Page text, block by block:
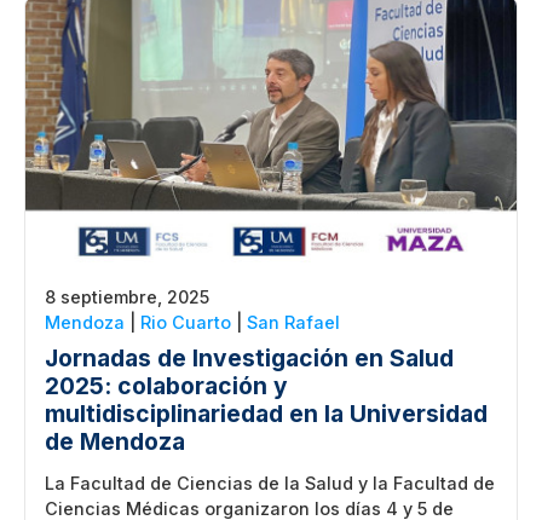
8 septiembre, 2025
Mendoza
Rio Cuarto San Rafael
Jornadas de Investigación en Salud
2025: colaboración y
multidisciplinariedad en la Universidad
de Mendoza
La Facultad de Ciencias de la Salud y la Facultad de
Ciencias Médicas organizaron los días 4 y 5 de